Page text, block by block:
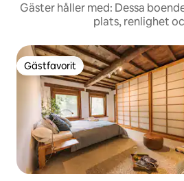
Gäster håller med: Dessa
plats, renlighet
Gästfavorit
Gästfavorit